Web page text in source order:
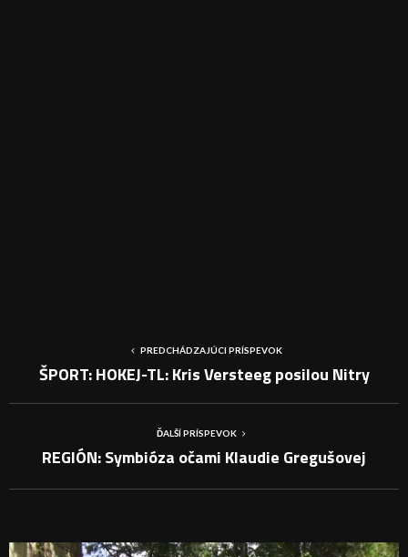
PREDCHÁDZAJÚCI PRÍSPEVOK
ŠPORT: HOKEJ-TL: Kris Versteeg posilou Nitry
ĎALŠÍ PRÍSPEVOK
REGIÓN: Symbióza očami Klaudie Gregušovej